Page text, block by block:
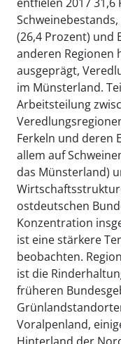
(26,4 Prozent) und
anderen Regionen
ausgeprägt,
im Münsterland.
Arbeitsteilung
Ferkeln und deren
allem auf
das Münsterland)
ostdeutschen
Konzentration
ist eine stärkere
beobachten.
ist die
früheren
Voralpenland,
Hinterland der